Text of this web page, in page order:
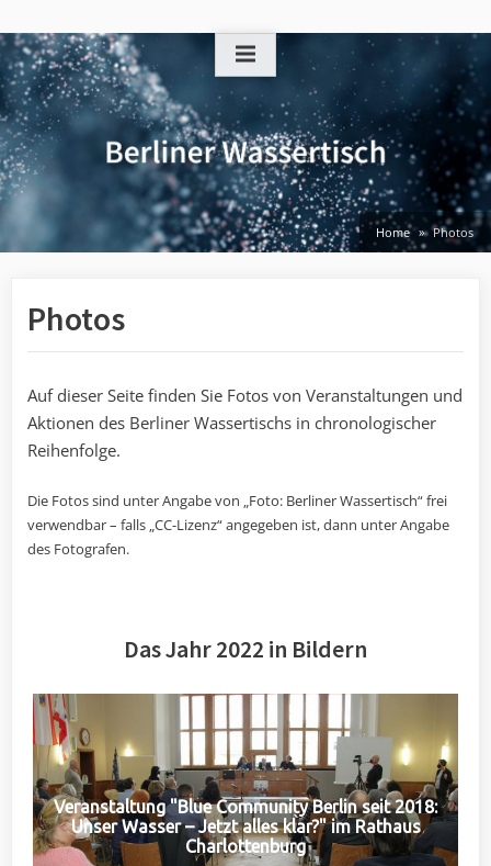
to
content
Home Photos
Photos
Auf dieser Seite finden Sie Fotos von Veranstaltungen und
Aktionen des Berliner Wassertischs in chronologischer
Reihenfolge.
Die Fotos sind unter Angabe von „Foto: Berliner Wassertisch“ frei
verwendbar – falls „CC-Lizenz“ angegeben ist, dann unter Angabe
des Fotografen.
Das Jahr 2022 in Bildern
Veranstaltung "Blue Community Berlin seit 2018:
Unser Wasser – Jetzt alles klar?" im Rathaus
Charlottenburg